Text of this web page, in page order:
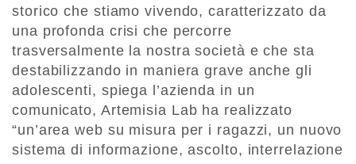
storico che stiamo vivendo, caratterizzato da
una profonda crisi che percorre
trasversalmente la nostra società e che sta
destabilizzando in maniera grave anche gli
adolescenti, spiega l’azienda in un
comunicato, Artemisia Lab ha realizzato
“un’area web su misura per i ragazzi, un nuovo
sistema di informazione, ascolto, interrelazione